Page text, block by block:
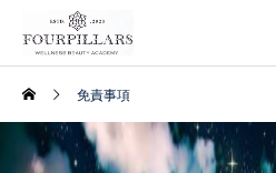
免責事項